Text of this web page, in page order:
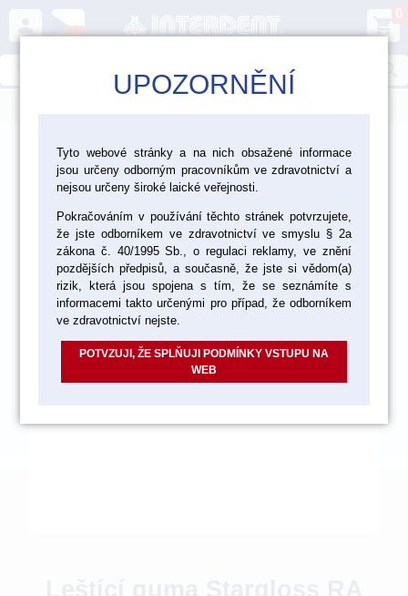
person shopping_cart
0
> Ordinace > Rotační nástroje >
Lešticí nástroje Edenta > Lešticí gumičky pro keramiku
UPOZORNĚNÍ
Tyto webové stránky a na nich obsažené informace
jsou určeny odborným pracovníkům ve zdravotnictví a
nejsou určeny široké laické veřejnosti.
Pokračováním v používání těchto stránek potvrzujete,
že jste odborníkem ve zdravotnictví ve smyslu § 2a
zákona č. 40/1995 Sb., o regulaci reklamy, ve znění
pozdějších předpisů, a současně, že jste si vědom(a)
rizik, která jsou spojena s tím, že se seznámíte s
informacemi takto určenými pro případ, že odborníkem
ve zdravotnictví nejste.
POTVZUJI, ŽE SPLŇUJI PODMÍNKY VSTUPU NA
WEB